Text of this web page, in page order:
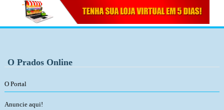
O Prados Online
O Portal
Anuncie aqui!